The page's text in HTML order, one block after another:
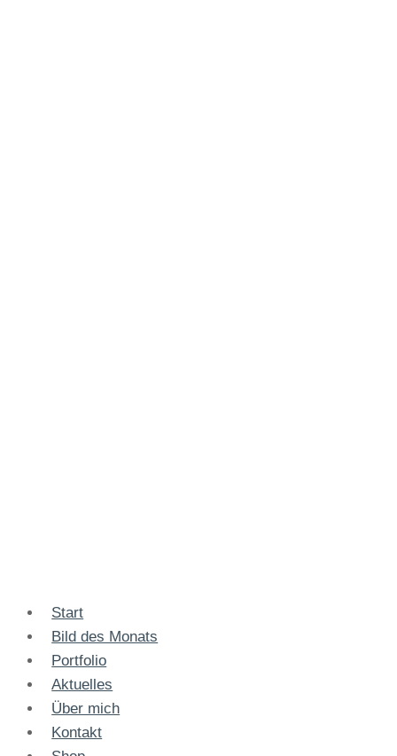
Start
Bild des Monats
Portfolio
Aktuelles
Über mich
Kontakt